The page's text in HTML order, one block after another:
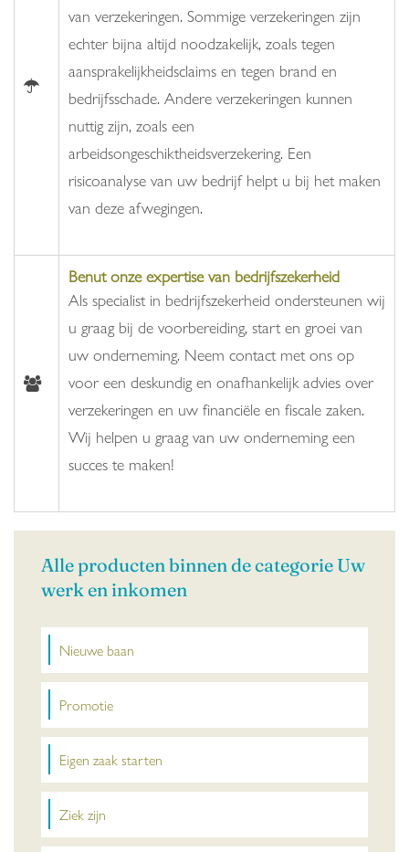
van verzekeringen. Sommige verzekeringen zijn
echter bijna altijd noodzakelijk, zoals tegen
aansprakelijkheidsclaims en tegen brand en
bedrijfsschade. Andere verzekeringen kunnen
nuttig zijn, zoals een
arbeidsongeschiktheidsverzekering. Een
risicoanalyse van uw bedrijf helpt u bij het maken
van deze afwegingen.
Benut onze expertise van bedrijfszekerheid
Als specialist in bedrijfszekerheid ondersteunen wij
u graag bij de voorbereiding, start en groei van
uw onderneming. Neem contact met ons op
voor een deskundig en onafhankelijk advies over
verzekeringen en uw financiële en fiscale zaken.
Wij helpen u graag van uw onderneming een
succes te maken!
Alle producten binnen de categorie Uw
werk en inkomen
Nieuwe baan
Promotie
Eigen zaak starten
Ziek zijn